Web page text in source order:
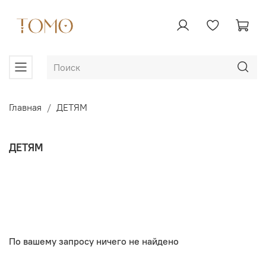
Главная ДЕТЯМ
ДЕТЯМ
По вашему запросу ничего не найдено